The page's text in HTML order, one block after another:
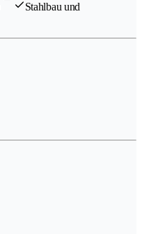
Stahlbau und